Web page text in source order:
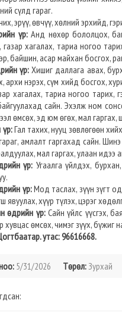
сүлд гараг.
эрүү, өвчүү, хөлний эрхийд,
үр:Анд нөхөр бололцох,
хагалах, тариа ногоо
байшин, асар майхан босгох,
үр:Хишиг даллага авах,
архи нэрэх, сүм хийд босгох,
хагалах, тариа ногоо
сайн. Эхэлж ном
өмсөх, эд юм өгөх, мал
Гал тахих, нууц зөвлөгөөн
амлалт гаргахад сайн.
мал гаргах, улаан идээ
үр: Угаалга үйлдэх,
үр:Мод таслах, зүүн зүгт
явуулах, хүүр түлэх, цэрэг
өдрийн үр:Сайн үйлс үүсгэх,
хувцас өмсөх, чимэг зүүх, бүжиг
утас: 96616668.
5/31/2026 Төрөл:Зурхай